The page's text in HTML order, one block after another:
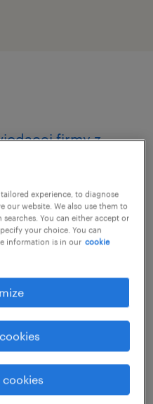
firmy z
zaangażowanych
tki
diety,
pracowałeś w
usługi
skierowana
experience, to diagnose
our website. We also use them to
You can either accept or
your choice. You can
information is in our cookie